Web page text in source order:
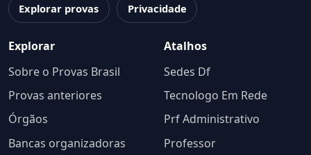
Explorar provas Privacidade
Explorar
Sobre o Provas Brasil
Provas anteriores
Órgãos
Bancas organizadoras
Atalhos
Sedes Df
Tecnologo Em Rede
Prf Administrativo
Professor